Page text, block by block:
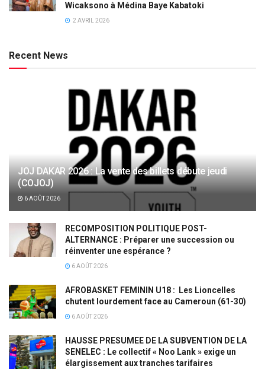
Wicaksono à Médina Baye Kabatoki
2 AVRIL 2026
Recent News
JOJ DAKAR 2026 : La vente des billets débute jeudi
(COJOJ)
6 AOÛT 2026
RECOMPOSITION POLITIQUE POST-
ALTERNANCE : Préparer une succession ou
réinventer une espérance ?
6 AOÛT 2026
AFROBASKET FEMININ U18 : Les Lioncelles
chutent lourdement face au Cameroun (61-30)
6 AOÛT 2026
HAUSSE PRESUMEE DE LA SUBVENTION DE LA
SENELEC : Le collectif « Noo Lank » exige un
élargissement aux tranches tarifaires